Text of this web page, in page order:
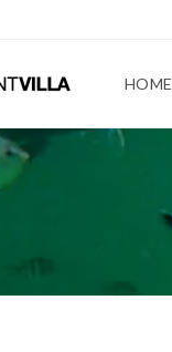
HOME